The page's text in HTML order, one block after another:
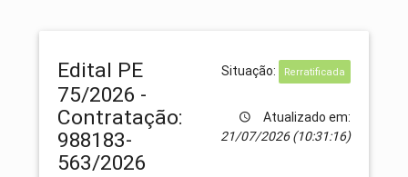
Edital PE
75/2026 -
Contratação:
988183-
563/2026
Situação: Rerratificada
Atualizado em:
21/07/2026 (10:31:16)